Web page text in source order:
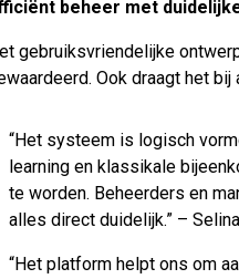
beheer met
gebruiksvriendelijke
Ook draagt het
“Het systeem is logisch
learning en klassikale
te worden. Beheerders en
alles direct duidelijk.” – Selina
“Het platform helpt ons om